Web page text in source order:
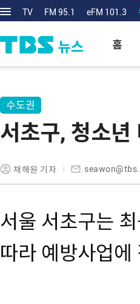
TV FM 95.1 eFM 101.3
홈
수도권
서초구, 청소년
채해원 기자
서울 서초구는
따라 예방사업